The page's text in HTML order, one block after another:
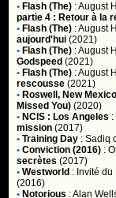
• Flash (The) :August
partie 4 : Retour à la
• Flash (The) :August
aujourd'hui (2021)
• Flash (The) :August
Godspeed (2021)
• Flash (The) :August
rescousse (2021)
• Roswell, New Mexico
Missed You) (2020)
• NCIS : Los Angeles :
mission (2017)
• Training Day :Sadiq
• Conviction (2016) :
secrètes (2017)
• Westworld : Invité
(2016)
• Notorious :Alan